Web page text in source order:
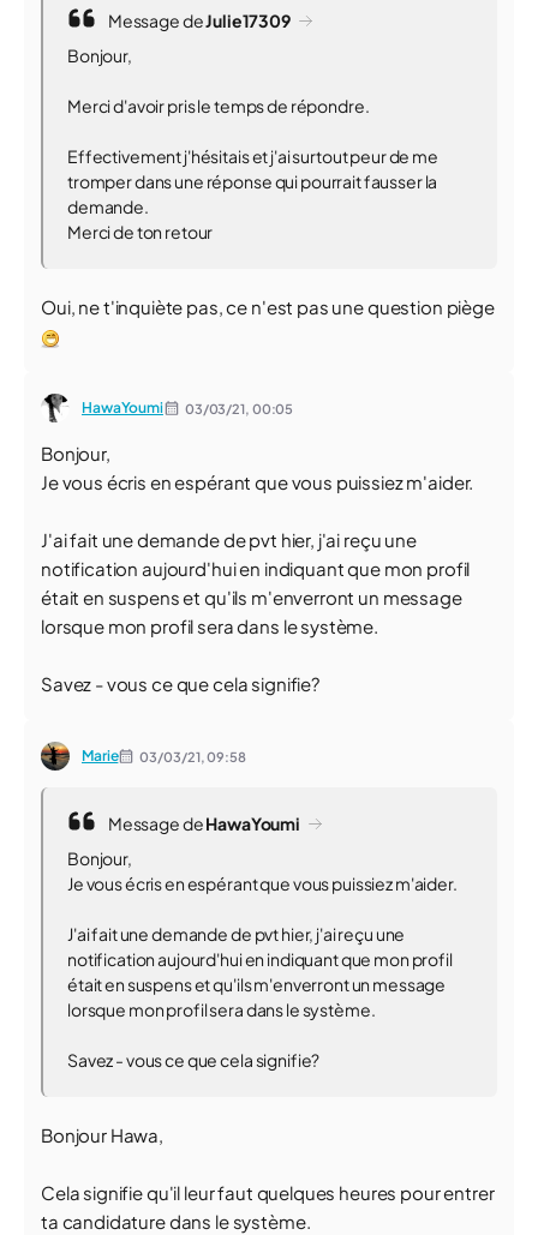
Message deJulie17309
Bonjour,
Merci d'avoir pris le temps de répondre.
Effectivement j'hésitais et j'ai surtout peur de me
tromper dans une réponse qui pourrait fausser la
demande.
Merci de ton retour
Oui, ne t'inquiète pas, ce n'est pas une question piège
HawaYoumi 03/03/21, 00:05
Bonjour,
Je vous écris en espérant que vous puissiez m'aider.
J'ai fait une demande de pvt hier, j'ai reçu une
notification aujourd'hui en indiquant que mon profil
était en suspens et qu'ils m'enverront un message
lorsque mon profil sera dans le système.
Savez - vous ce que cela signifie?
Marie 03/03/21,09:58
Message deHawaYoumi
Bonjour,
Je vous écris en espérant que vous puissiez m'aider.
J'ai fait une demande de pvt hier, j'ai reçu une
notification aujourd'hui en indiquant que mon profil
était en suspens et qu'ils m'enverront un message
lorsque mon profil sera dans le système.
Savez - vous ce que cela signifie?
Bonjour Hawa,
Cela signifie qu'il leur faut quelques heures pour entrer
ta candidature dans le système.